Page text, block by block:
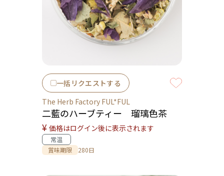
一括リクエストする
The Herb Factory FUL*FUL
二藍のハーブティー 瑠璃色茶
¥ 価格はログイン後に表示されます
常温
賞味期限
280日